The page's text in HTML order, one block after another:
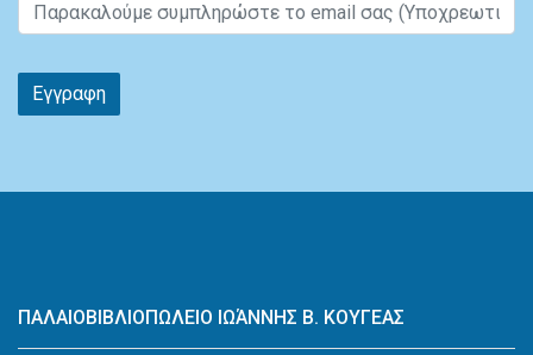
Εγγραφη
ΠΑΛΑΙΟΒΙΒΛΙΟΠΩΛΕΙΟ ΙΩΆΝΝΗΣ Β. ΚΟΥΓΕΑΣ